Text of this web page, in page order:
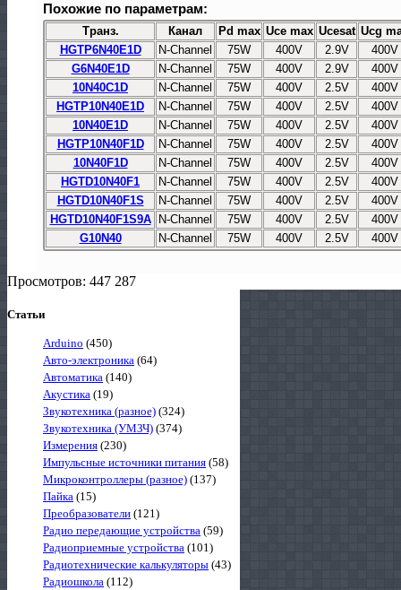
Похожие по параметрам:
Транз. Канал Pd max Uce max Ucesat Ucg
HGTP6N40E1D
N-Channel 75W 400V 2.9V
400V
G6N40E1D
N-Channel 75W 400V 2.9V
400V
10N40C1D
N-Channel 75W 400V 2.5V
400V
HGTP10N40E1D
N-Channel 75W 400V 2.5V
400V
10N40E1D
N-Channel 75W 400V 2.5V
400V
HGTP10N40F1D
N-Channel 75W 400V 2.5V
400V
10N40F1D
N-Channel 75W 400V 2.5V
400V
HGTD10N40F1
N-Channel 75W 400V 2.5V
400V
HGTD10N40F1S
N-Channel 75W 400V 2.5V
400V
HGTD10N40F1S9A
N-Channel 75W 400V 2.5V
400V
G10N40
N-Channel 75W 400V 2.5V 400V
Просмотров: 447 287
Статьи
Arduino (450)
Авто-электроника (64)
Автоматика (140)
Акустика (19)
Звукотехника (разное) (324)
Звукотехника (УМЗЧ) (374)
Измерения (230)
Импульсные источники питания (58)
Микроконтроллеры (разное) (137)
Пайка (15)
Преобразователи (121)
Радио передающие устройства (59)
Радиоприемные устройства (101)
Радиотехнические калькуляторы (43)
Радиошкола (112)